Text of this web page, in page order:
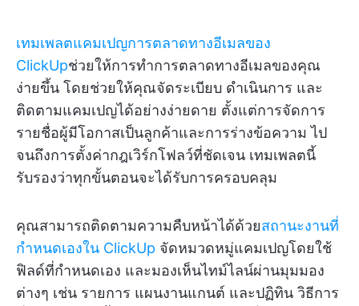
เทมเพลตแคมเปญการตลาดทางอีเมลของ
ClickUpช่วยให้การทำการตลาดทางอีเมลของคุณ
ง่ายขึ้น โดยช่วยให้คุณจัดระเบียบ ดำเนินการ และ
ติดตามแคมเปญได้อย่างง่ายดาย ตั้งแต่การจัดการ
รายชื่อผู้มีโอกาสเป็นลูกค้าและการร่างข้อความ ไป
จนถึงการตั้งค่ากฎเวิร์กโฟลว์ที่ชัดเจน เทมเพลตนี้
รับรองว่าทุกขั้นตอนจะได้รับการครอบคลุม
คุณสามารถติดตามความคืบหน้าได้ด้วยสถานะงานที่
กำหนดเองใน ClickUp จัดหมวดหมู่แคมเปญโดยใช้
ฟิลด์ที่กำหนดเอง และมองเห็นไทม์ไลน์ผ่านมุมมอง
ต่างๆ เช่น รายการ แผนงานแกนต์ และปฏิทิน วิธีการ